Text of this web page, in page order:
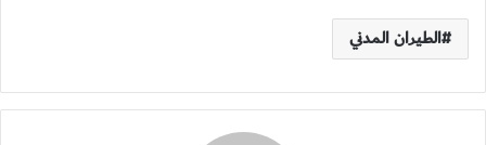
الطيران المدني